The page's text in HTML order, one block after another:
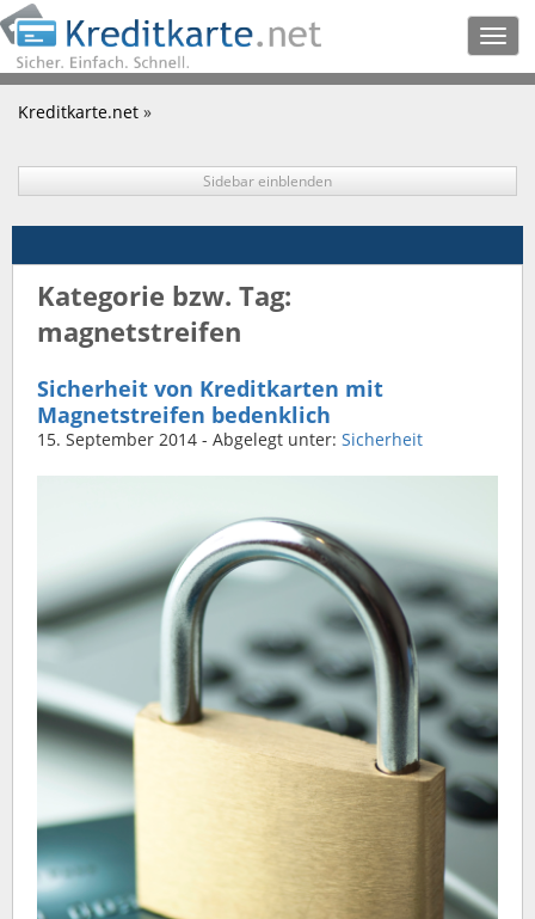
Kreditkarte.net »
Sidebar einblenden
Kategorie bzw. Tag:
magnetstreifen
Sicherheit von Kreditkarten mit
Magnetstreifen bedenklich
15. September 2014 - Abgelegt unter: Sicherheit